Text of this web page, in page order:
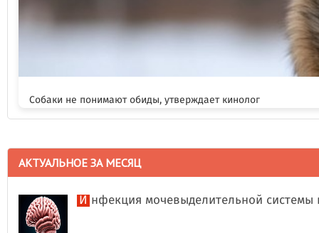
Собаки не понимают обиды, утверждает кинолог
АКТУАЛЬНОЕ ЗА МЕСЯЦ
Инфекция мочевыделительной